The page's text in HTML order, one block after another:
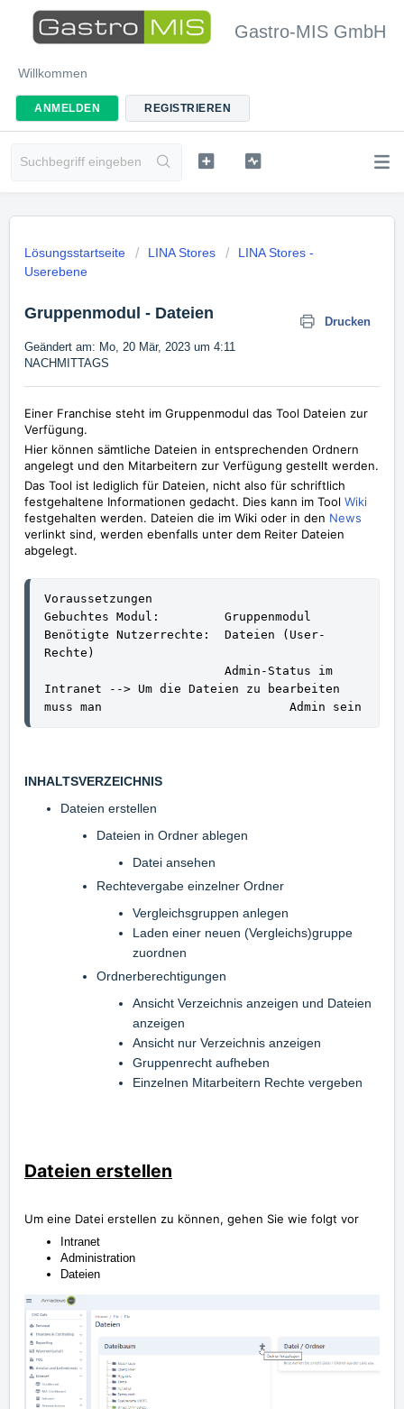
Gastro-MIS GmbH
Willkommen
ANMELDEN REGISTRIEREN
Lösungsstartseite LINA Stores
LINA Stores -
Userebene
Gruppenmodul - Dateien
Drucken
Geändert am: Mo, 20 Mär, 2023 um 4:11
NACHMITTAGS
Einer Franchise steht im Gruppenmodul das Tool Dateien zur
Verfügung.
Hier können sämtliche Dateien in entsprechenden Ordnern
angelegt und den Mitarbeitern zur Verfügung gestellt werden.
Das Tool ist lediglich für Dateien, nicht also für schriftlich
festgehaltene Informationen gedacht. Dies kann im Tool Wiki
festgehalten werden. Dateien die im Wiki oder in den News
verlinkt sind, werden ebenfalls unter dem Reiter Dateien
abgelegt.
Voraussetzungen
Gebuchtes Modul:         Gruppenmodul
Benötigte Nutzerrechte:  Dateien (User-
Rechte)
Admin-Status im
Intranet --> Um die Dateien zu bearbeiten
INHALTSVERZEICHNIS
Dateien erstellen
Dateien in Ordner ablegen
Datei ansehen
Rechtevergabe einzelner Ordner
Vergleichsgruppen anlegen
Laden einer neuen (Vergleichs)gruppe
zuordnen
Ordnerberechtigungen
Ansicht Verzeichnis anzeigen und Dateien
anzeigen
Ansicht nur Verzeichnis anzeigen
Gruppenrecht aufheben
Einzelnen Mitarbeitern Rechte vergeben
Dateien erstellen
Um eine Datei erstellen zu können, gehen Sie wie folgt vor
Intranet
Administration
Dateien